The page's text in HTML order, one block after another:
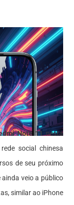
Note 11nesta
social chinesa
de seu próximo
veio a público
similar ao iPhone